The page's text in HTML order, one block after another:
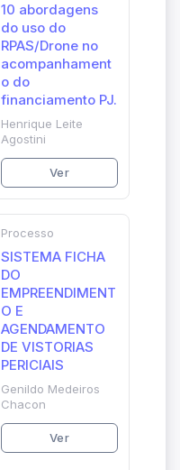
10 abordagens
do uso do
RPAS/Drone no
acompanhament
o do
financiamento PJ.
Henrique Leite
Agostini
Ver
Processo
SISTEMA FICHA
DO
EMPREENDIMENT
O E
AGENDAMENTO
DE VISTORIAS
PERICIAIS
Genildo Medeiros
Chacon
Ver